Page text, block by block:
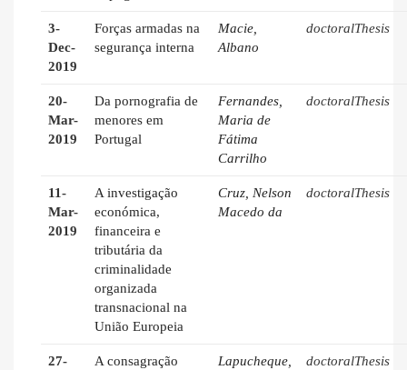
3-
Dec-
2019
Forças armadas na
segurança interna
Macie,
Albano
doctoralThesis
20-
Mar-
2019
Da pornografia de
menores em
Portugal
Fernandes,
Maria de
Fátima
Carrilho
doctoralThesis
11-
Mar-
2019
A investigação
económica,
financeira e
tributária da
criminalidade
organizada
transnacional na
União Europeia
Cruz, Nelson
Macedo da
doctoralThesis
27-
A consagração
Lapucheque,
doctoralThesis